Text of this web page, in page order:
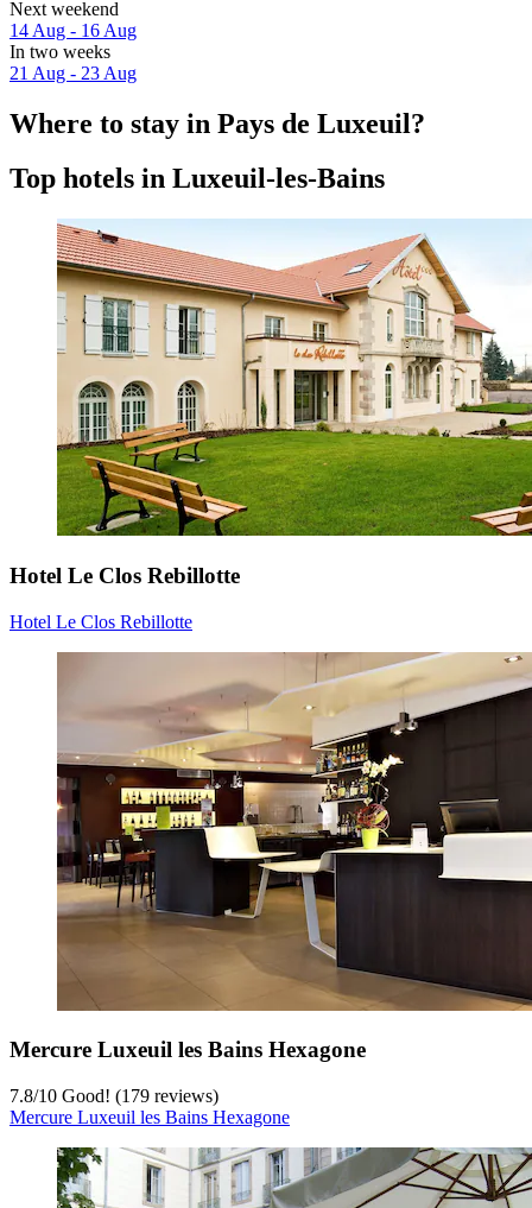
Next weekend
14 Aug - 16 Aug
In two weeks
21 Aug - 23 Aug
Where to stay in Pays de Luxeuil?
Top hotels in Luxeuil-les-Bains
Hotel Le Clos Rebillotte
Hotel Le Clos Rebillotte
Mercure Luxeuil les Bains Hexagone
7.8/10 Good! (179 reviews)
Mercure Luxeuil les Bains Hexagone